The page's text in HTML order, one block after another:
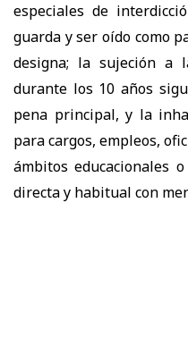
especiales de
guarda y ser oído como
designa; la sujeción a
durante los 10 años
pena principal, y la
para cargos, empleos,
ámbitos educacionales
directa y habitual con